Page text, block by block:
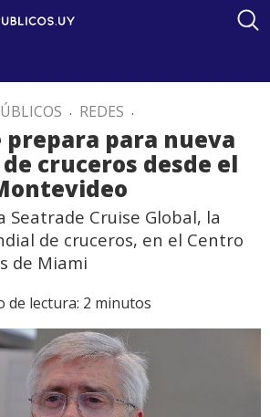
. REDES .
prepara para nueva
cruceros desde el
Seatrade Cruise Global, la
de cruceros, en el Centro
de Miami
de lectura: 2 minutos